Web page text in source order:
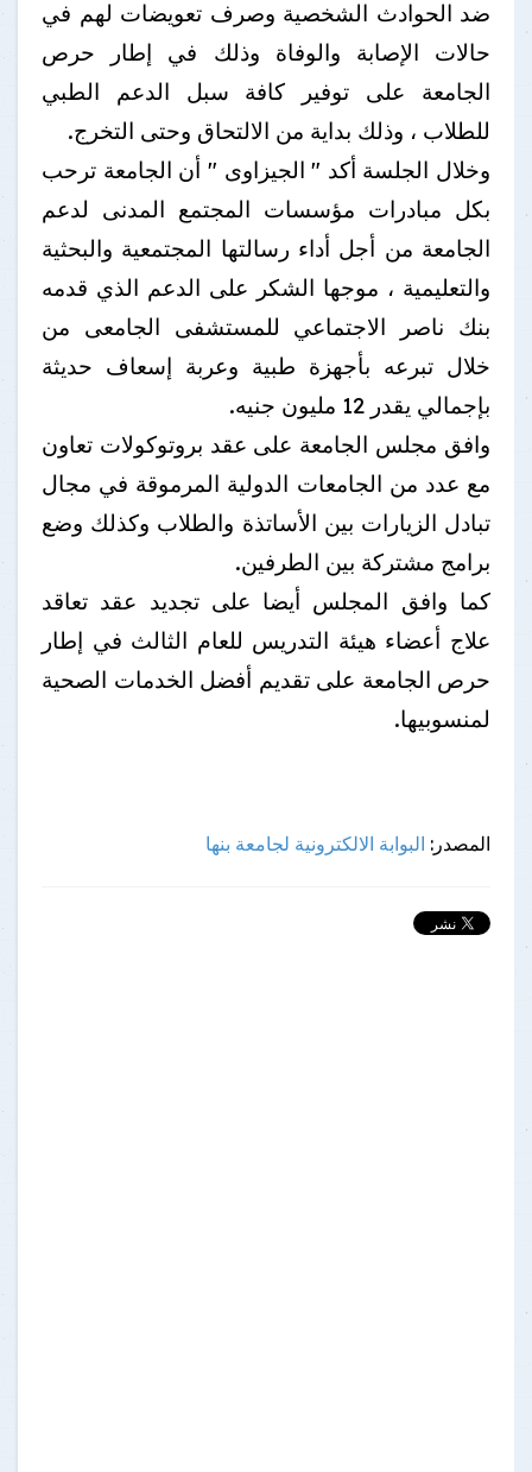
ضد الحوادث الشخصية وصرف تعويضات لهم في
حالات الإصابة والوفاة وذلك في إطار حرص
الجامعة على توفير كافة سبل الدعم الطبي
للطلاب ، وذلك بداية من الالتحاق وحتى التخرج.
وخلال الجلسة أكد " الجيزاوى " أن الجامعة ترحب
بكل مبادرات مؤسسات المجتمع المدنى لدعم
الجامعة من أجل أداء رسالتها المجتمعية والبحثية
والتعليمية ، موجها الشكر على الدعم الذي قدمه
بنك ناصر الاجتماعي للمستشفى الجامعى من
خلال تبرعه بأجهزة طبية وعربة إسعاف حديثة
بإجمالي يقدر 12 مليون جنيه.
وافق مجلس الجامعة على عقد بروتوكولات تعاون
مع عدد من الجامعات الدولية المرموقة في مجال
تبادل الزيارات بين الأساتذة والطلاب وكذلك وضع
برامج مشتركة بين الطرفين.
كما وافق المجلس أيضا على تجديد عقد تعاقد
علاج أعضاء هيئة التدريس للعام الثالث في إطار
حرص الجامعة على تقديم أفضل الخدمات الصحية
لمنسوبيها.
المصدر: البوابة الالكترونية لجامعة بنها